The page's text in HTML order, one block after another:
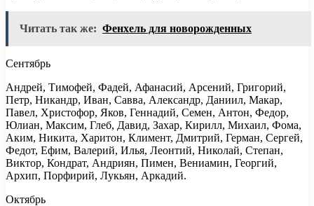
Читать так же: Фенхель для новорожденных
Сентябрь
Андрей, Тимофей, Фадей, Афанасий, Арсений, Григорий,
Петр, Никандр, Иван, Савва, Александр, Даниил, Макар,
Павел, Христофор, Яков, Геннадий, Семен, Антон, Федор,
Юлиан, Максим, Глеб, Давид, Захар, Кирилл, Михаил, Фома,
Аким, Никита, Харитон, Климент, Дмитрий, Герман, Сергей,
Федот, Ефим, Валерий, Илья, Леонтий, Николай, Степан,
Виктор, Кондрат, Андриян, Пимен, Вениамин, Георгий,
Архип, Порфирий, Лукьян, Аркадий.
Октябрь